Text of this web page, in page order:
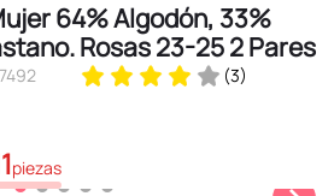
64% Algodón, 33%
Rosas 23-25 2 Pares
(3)
piezas